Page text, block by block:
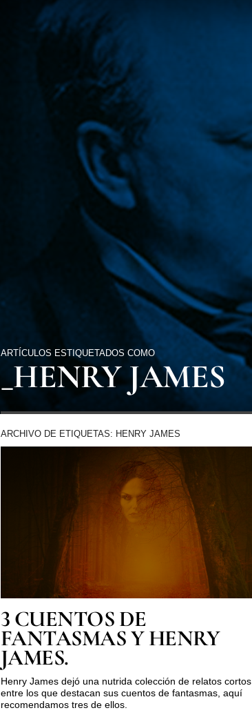
ARTÍCULOS ESTIQUETADOS COMO
_HENRY JAMES
ARCHIVO DE ETIQUETAS: HENRY JAMES
3 CUENTOS DE
FANTASMAS Y HENRY
JAMES.
Henry James dejó una nutrida colección de relatos cortos
entre los que destacan sus cuentos de fantasmas, aquí
recomendamos tres de ellos.